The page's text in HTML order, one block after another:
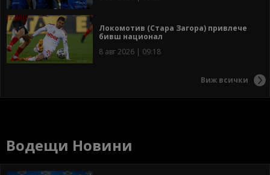
Локомотив (Стара Загора) привлече
бивш национал
8 авг 2026 | 09:18
Виж всички
Водещи Новини